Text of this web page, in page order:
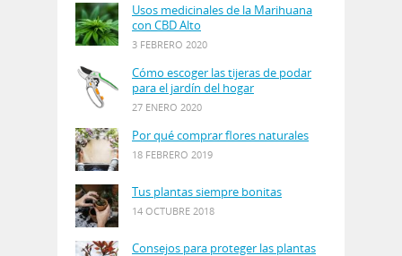
Usos medicinales de la Marihuana
con CBD Alto
3 FEBRERO 2020
Cómo escoger las tijeras de podar
para el jardín del hogar
27 ENERO 2020
Por qué comprar flores naturales
18 FEBRERO 2019
Tus plantas siempre bonitas
14 OCTUBRE 2018
Consejos para proteger las plantas